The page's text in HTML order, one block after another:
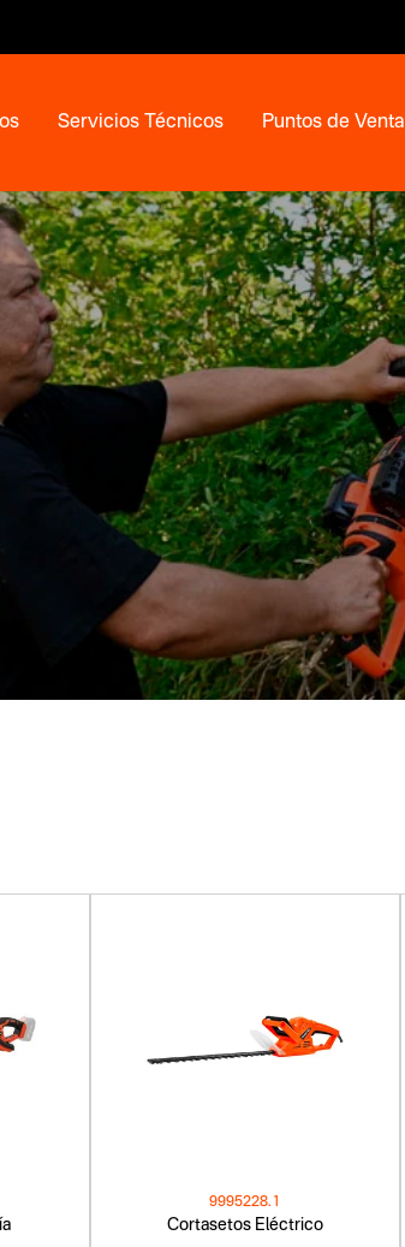
Servicios Técnicos Puntos de Venta
Cortasetos Eléctrico
9995228.1